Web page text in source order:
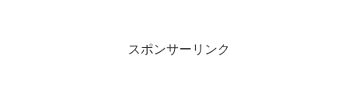
スポンサーリンク